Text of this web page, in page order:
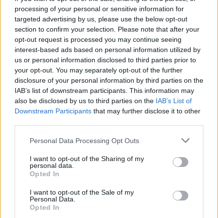
processing of your personal or sensitive information for
targeted advertising by us, please use the below opt-out
section to confirm your selection. Please note that after your
opt-out request is processed you may continue seeing
interest-based ads based on personal information utilized by
us or personal information disclosed to third parties prior to
your opt-out. You may separately opt-out of the further
disclosure of your personal information by third parties on the
IAB’s list of downstream participants. This information may
also be disclosed by us to third parties on the IAB’s List of
Downstream Participants that may further disclose it to other
Personal Data Processing Opt Outs
I want to opt-out of the Sharing of my
personal data.
Opted In
I want to opt-out of the Sale of my
Personal Data.
Opted In
vychrlila sicilská sopka Etna,
jedna z nejaktivnějších sopek
světa, přiměly dnes letiště v
Katánii pozastavit přílety
letadel, uvedla agentura AFP.
V brazilském regionálním parlamentu měli nezvanou
návštěvu - skupinu kapybar
8.8.2026 11:40 (
V brazilském státě Mato
Grosso museli minulý týden v
budovy vniklo několik
hlavním vchodem, informovala agentura AP.
omezující rozmnožování holubů
8.8.2026 11:31 | ZNOJMO (